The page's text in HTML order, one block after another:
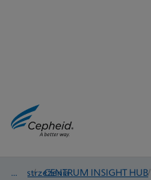
Spostrzeżenia
/ CENTRUM INSIGHT HUB/